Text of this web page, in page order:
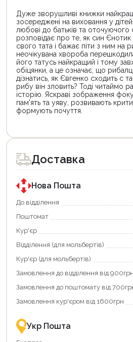
Дуже зворушливі книжки
зосереджені на виховання у
любові до батьків та оточуючого
розповідає про те, як син
свого тата і бажає піти з ним на
неочікувана хвороба
його татусь найкращий і тому
обіцянки, а це означає, що
дізнатись, як Євгенко сходить с
рибу він зловить? Тоді читаймо
історію. Яскраві зображення
пам'ять та уяву, розвивають
формують почуття.
товар
для
покупки
державною
програмою
єКнига.
Використовуйте
карту
щоб
зекономити
та
отримати
переваги!
картою
єКнига
–
зручно
та
товар
для
покупки
державною
програмою
«Національний
кешбек».
покупку
«Національний
кешбек»
та
отримуйте
повернення
Економте
більше
разом
державною
підтримкою!
Доставка
Нова Пошта
До відділення
Поштомат
Кур'єр
Відділення (для мольбертів)
Кур'єр (для мольбертів)
Замовлення до відділення від 900грн
Замовлення до поштомату від
Замовлення кур'єром від 1600грн
Укр Пошта